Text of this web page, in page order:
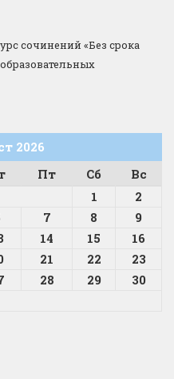
сочинений «Без срока
2026
Пт Сб
Вс
1
2
7 8
9
14 15
16
21 22
23
28 29
30